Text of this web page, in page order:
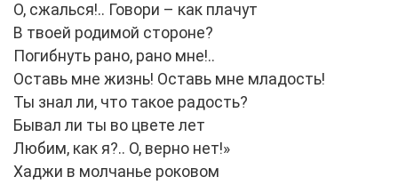
О, сжалься!.. Говори – как плачут
В твоей родимой стороне?
Погибнуть рано, рано мне!..
Оставь мне жизнь! Оставь мне младость!
Ты знал ли, что такое радость?
Бывал ли ты во цвете лет
Любим, как я?.. О, верно нет!»
Хаджи в молчанье роковом